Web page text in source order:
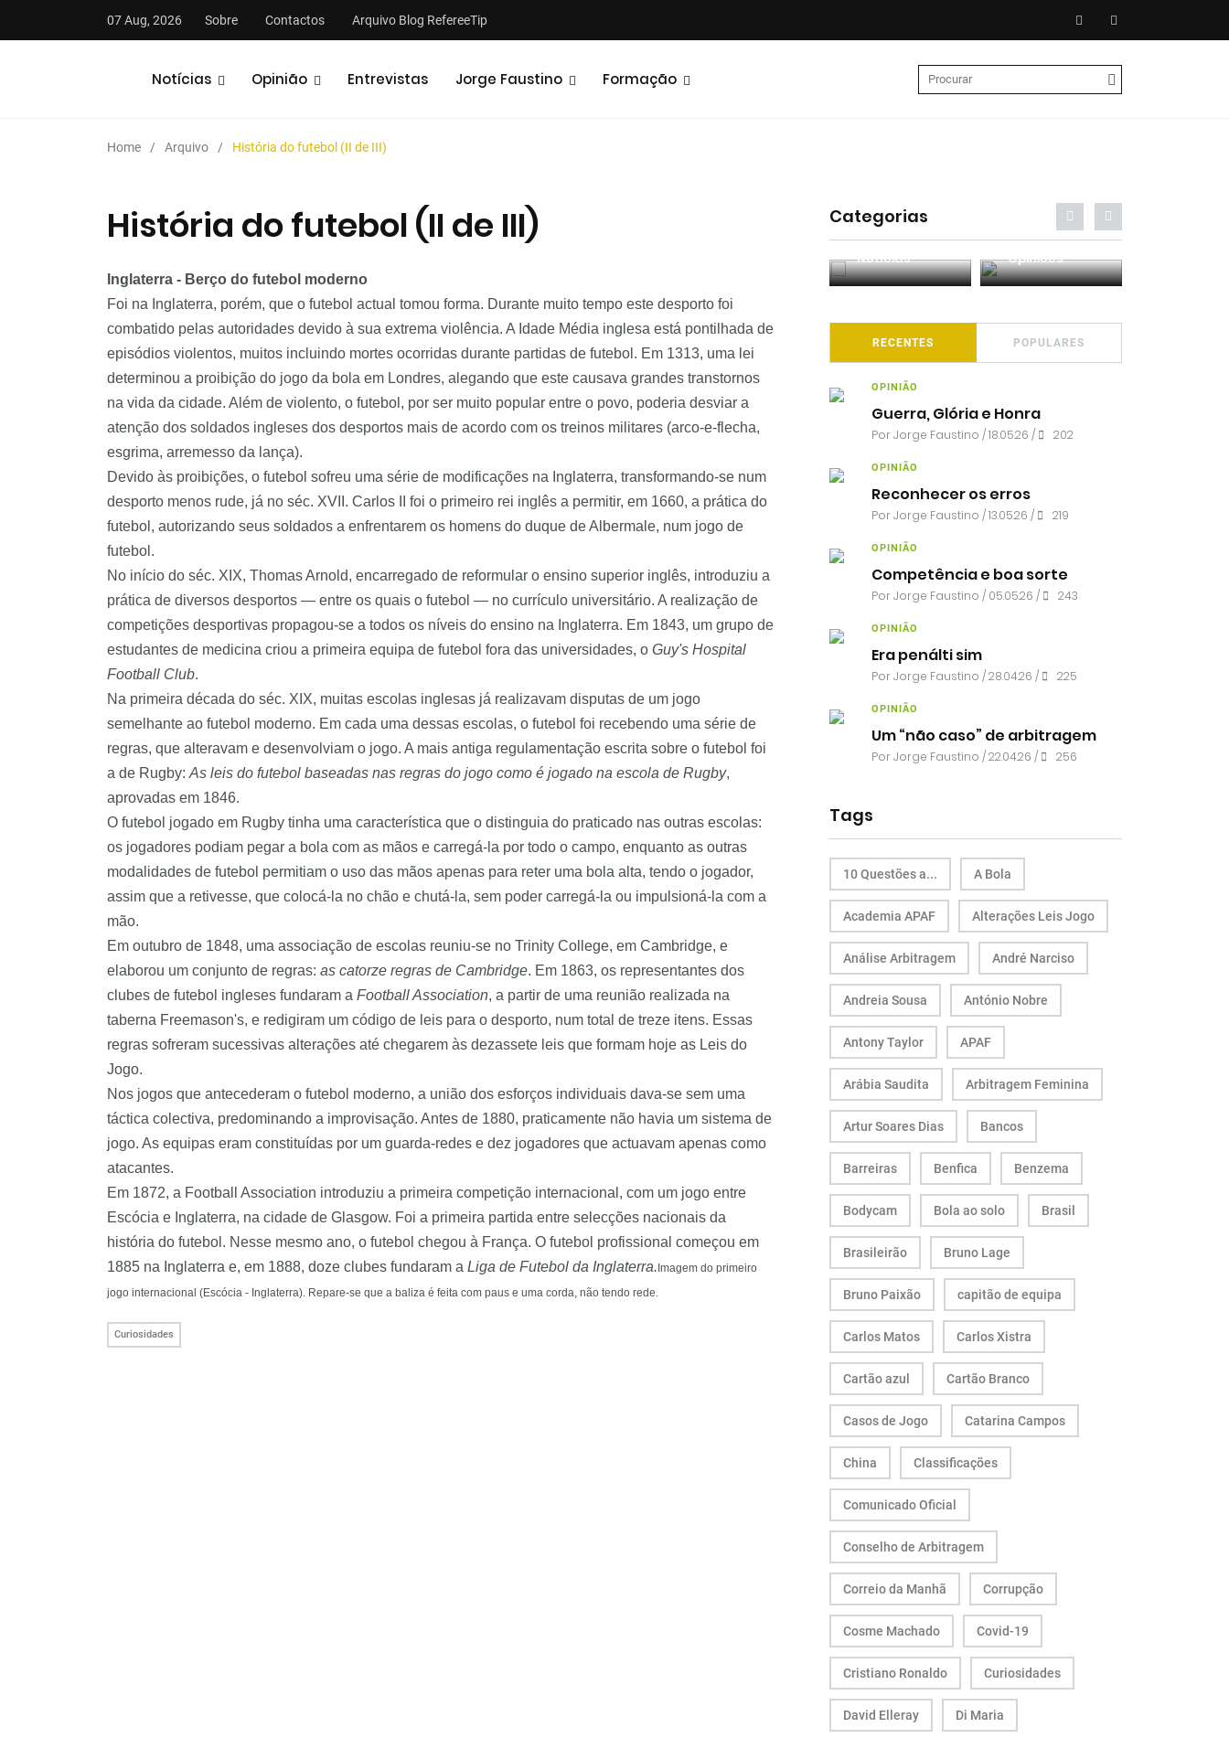
07 Aug, 2026 Sobre Contactos Arquivo Blog RefereeTip
Notícias Opinião Entrevistas Jorge Faustino Formação
Home Arquivo História do futebol (II de III)
História do futebol (II de III)
Inglaterra - Berço do futebol moderno
Foi na Inglaterra, porém, que o futebol actual tomou forma. Durante muito tempo este desporto foi
combatido pelas autoridades devido à sua extrema violência. A Idade Média inglesa está pontilhada de
episódios violentos, muitos incluindo mortes ocorridas durante partidas de futebol. Em 1313, uma lei
determinou a proibição do jogo da bola em Londres, alegando que este causava grandes transtornos
na vida da cidade. Além de violento, o futebol, por ser muito popular entre o povo, poderia desviar a
atenção dos soldados ingleses dos desportos mais de acordo com os treinos militares (arco-e-flecha,
esgrima, arremesso da lança).
Devido às proibições, o futebol sofreu uma série de modificações na Inglaterra, transformando-se num
desporto menos rude, já no séc. XVII. Carlos II foi o primeiro rei inglês a permitir, em 1660, a prática do
futebol, autorizando seus soldados a enfrentarem os homens do duque deAlbermale, num jogo de
futebol.
No início do séc. XIX, Thomas Arnold, encarregado de reformular o ensino superior inglês, introduziu a
prática de diversos desportos — entre os quais o futebol — no currículo universitário. A realização de
competições desportivas propagou-se a todos os níveis do ensino na Inglaterra. Em 1843, um grupo de
estudantes de medicina criou a primeira equipa de futebol fora das universidades, o Guy's Hospital
Football Club.
Na primeira década do séc. XIX, muitas escolas inglesas já realizavam disputas de um jogo
semelhante ao futebol moderno. Em cada uma dessas escolas, o futebol foi recebendo uma série de
regras, que alteravam e desenvolviam o jogo. A mais antiga regulamentação escrita sobre o futebol foi
a de Rugby: As leis do futebol baseadas nas regras do jogo como é jogado na escola de Rugby,
aprovadas em 1846.
O futebol jogado em Rugby tinha uma característica que o distinguia do praticado nas outras escolas:
os jogadores podiam pegar a bola com as mãos e carregá-la por todo o campo, enquanto as outras
modalidades de futebol permitiam o uso das mãos apenas para reter uma bola alta, tendo o jogador,
assim que a retivesse, que colocá-la no chão e chutá-la, sem poder carregá-la ou impulsioná-la com a
mão.
Em outubro de 1848, uma associação de escolas reuniu-se no Trinity College, em Cambridge, e
elaborou um conjunto de regras: as catorze regras de Cambridge. Em 1863, os representantes dos
clubes de futebol ingleses fundaram a FootballAssociation, a partir de uma reunião realizada na
taberna Freemason's, e redigiram um código de leis para o desporto, num total de treze itens. Essas
regras sofreram sucessivas alterações até chegarem às dezassete leis que formam hoje as Leis do
Jogo.
Nos jogos que antecederam o futebol moderno, a união dos esforços individuais dava-se sem uma
táctica colectiva, predominando a improvisação. Antes de 1880, praticamente não havia um sistema de
jogo. As equipas eram constituídas por um guarda-redes e dez jogadores que actuavam apenas como
atacantes.
Em 1872, a Football Association introduziu a primeira competição internacional, com um jogo entre
Escócia e Inglaterra, na cidade de Glasgow. Foi a primeira partida entre selecções nacionais da
história do futebol. Nesse mesmo ano, o futebol chegou à França. O futebol profissional começou em
1885 na Inglaterra e, em 1888, doze clubes fundaram a Liga de Futebol da Inglaterra. Imagem do primeiro
jogo internacional (Escócia - Inglaterra). Repare-se que a baliza é feita com paus e uma corda, não tendo rede.
Curiosidades
Categorias
Entrevistas Análises
RECENTES POPULARES
OPINIÃO
Guerra, Glória e Honra
PorJorge Faustino / 18.05.26 / 202
OPINIÃO
Reconhecer os erros
PorJorge Faustino / 13.05.26 / 219
OPINIÃO
Competência e boa sorte
PorJorge Faustino / 05.05.26 / 243
OPINIÃO
Era penálti sim
PorJorge Faustino / 28.04.26 / 225
OPINIÃO
Um “não caso” de arbitragem
PorJorge Faustino / 22.04.26 / 256
Tags
10 Questões a... A Bola
Academia APAF Alterações Leis Jogo
Análise Arbitragem André Narciso
Andreia Sousa António Nobre
Antony Taylor APAF
Arábia Saudita Arbitragem Feminina
Artur Soares Dias Bancos
Barreiras Benfica Benzema
Bodycam Bola ao solo Brasil
Brasileirão Bruno Lage
Bruno Paixão capitão de equipa
Carlos Matos Carlos Xistra
Cartão azul Cartão Branco
Casos de Jogo Catarina Campos
China Classificações
Comunicado Oficial
Conselho de Arbitragem
Correio da Manhã Corrupção
Cosme Machado Covid-19
Cristiano Ronaldo Curiosidades
David Elleray Di Maria